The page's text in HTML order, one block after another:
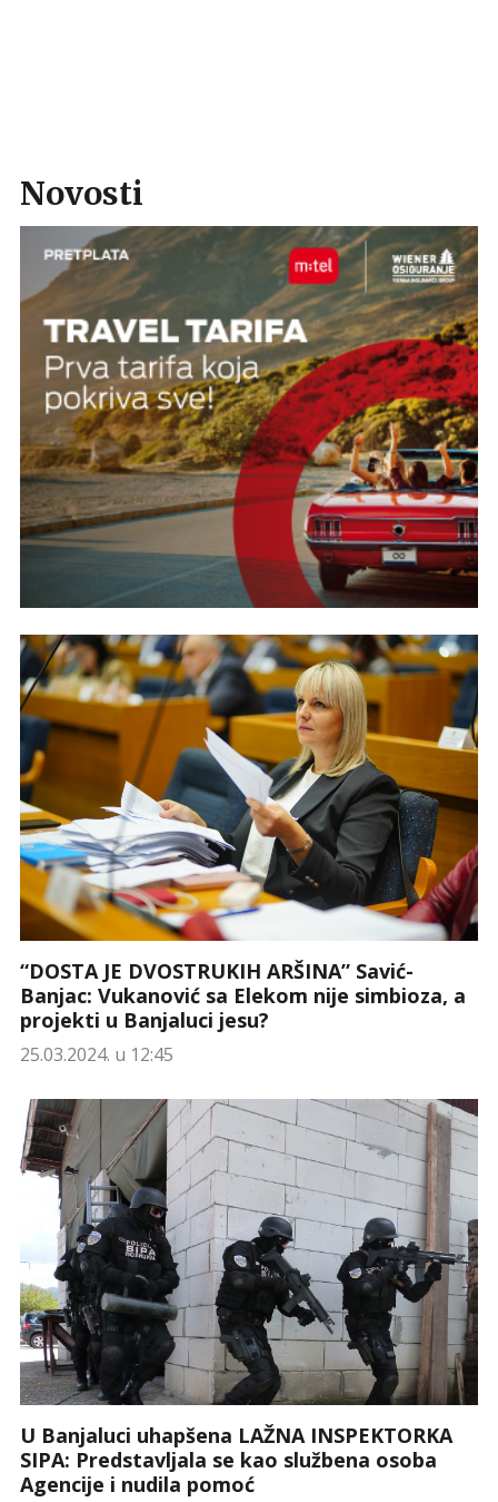
Novosti
“DOSTA JE DVOSTRUKIH ARŠINA” Savić-
Banjac: Vukanović sa Elekom nije simbioza, a
projekti u Banjaluci jesu?
25.03.2024. u 12:45
U Banjaluci uhapšena LAŽNA INSPEKTORKA
SIPA: Predstavljala se kao službena osoba
Agencije i nudila pomoć